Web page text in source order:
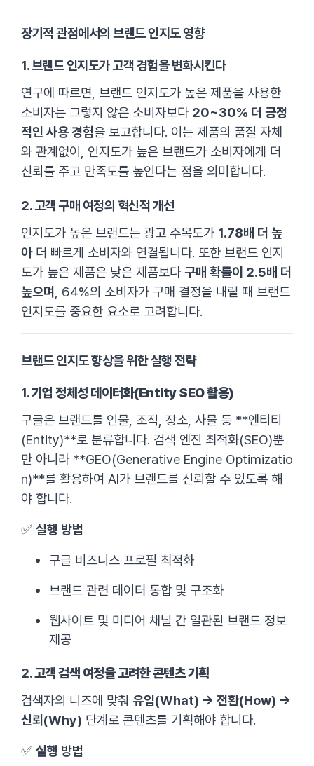
장기적 관점에서의 브랜드 인지도 영향
1. 브랜드 인지도가 고객 경험을 변화시킨다
연구에 따르면, 브랜드 인지도가 높은 제품을 사용한
소비자는 그렇지 않은 소비자보다 20~30% 더 긍정
적인 사용 경험을 보고합니다. 이는 제품의 품질 자체
와 관계없이, 인지도가 높은 브랜드가 소비자에게 더
신뢰를 주고 만족도를 높인다는 점을 의미합니다.
2. 고객 구매 여정의 혁신적 개선
인지도가 높은 브랜드는 광고 주목도가 1.78배 더 높
아더 빠르게 소비자와 연결됩니다. 또한 브랜드 인지
도가 높은 제품은 낮은 제품보다 구매 확률이 2.5배 더
높으며 , 64%의 소비자가 구매 결정을 내릴 때 브랜드
인지도를 중요한 요소로 고려합니다.
브랜드 인지도 향상을 위한 실행 전략
1.기업 정체성 데이터화(Entity SEO 활용)
구글은 브랜드를 인물, 조직, 장소, 사물 등 **엔티티
(Entity)**로 분류합니다. 검색 엔진 최적화(SEO)뿐
만 아니라 **GEO(Generative Engine Optimizatio
n)**를 활용하여 AI가 브랜드를 신뢰할 수 있도록 해
야 합니다.
✅ 실행 방법
구글 비즈니스 프로필 최적화
브랜드 관련 데이터 통합 및 구조화
웹사이트 및 미디어 채널 간 일관된 브랜드 정보
제공
2.고객 검색 여정을 고려한 콘텐츠 기획
검색자의 니즈에 맞춰 유입(What) → 전환(How) →
신뢰(Why) 단계로 콘텐츠를 기획해야 합니다.
✅ 실행 방법